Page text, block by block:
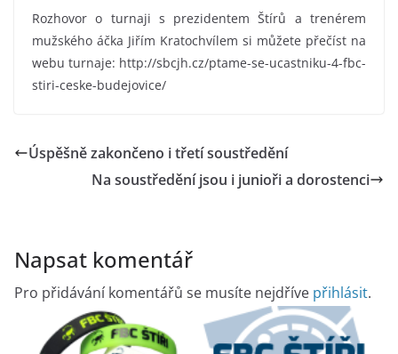
Rozhovor o turnaji s prezidentem Štírů a trenérem
mužského áčka Jiřím Kratochvílem si můžete přečíst na
webu turnaje: http://sbcjh.cz/ptame-se-ucastniku-4-fbc-
stiri-ceske-budejovice/
Úspěšně zakončeno i třetí soustředění
Na soustředění jsou i junioři a dorostenci
Napsat komentář
Pro přidávání komentářů se musíte nejdříve přihlásit.